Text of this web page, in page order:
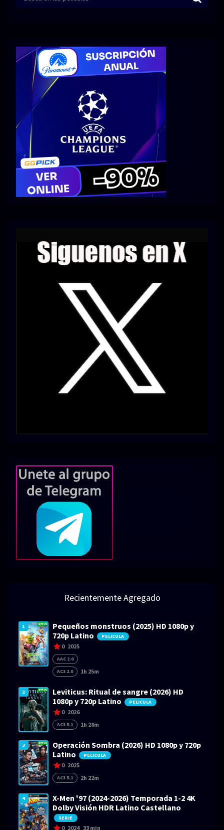
Recientemente Agregado
1
Pequeños monstruos (2025) HD 1080p y
720p Latino
PELICULA
0 2025
AAC 2.0
AC3 2.0
1h 25m
2
Leviticus: Ritual de sangre (2026) HD
1080p y 720p Latino
PELICULA
0 2026
AC3 5.1 1h 28m
3
Operación Sombra (2026) HD 1080p y 720p
Latino
PELICULA
0 2025
AC3 5.1 2h 22m
4
X-Men '97 (2024-2026) Temporada 1-2 4K
Dolby Visión HDR Latino Castellano
SERIE
0 2024 33 min